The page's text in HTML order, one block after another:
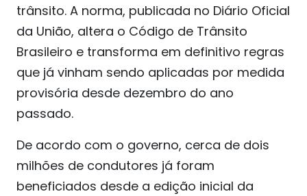
trânsito. A norma, publicada no Diário Oficial
da União, altera o Código de Trânsito
Brasileiro e transforma em definitivo regras
que já vinham sendo aplicadas por medida
provisória desde dezembro do ano
passado.
De acordo com o governo, cerca de dois
milhões de condutores já foram
beneficiados desde a edição inicial da